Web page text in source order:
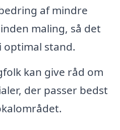
af mindre
maling, så det
optimal stand.
kan give råd om
der passer bedst